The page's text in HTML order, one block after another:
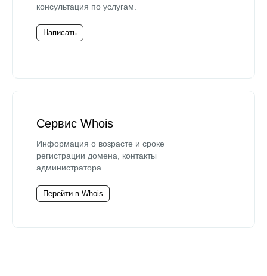
консультация по услугам.
Написать
Сервис Whois
Информация о возрасте и сроке
регистрации домена, контакты
администратора.
Перейти в Whois